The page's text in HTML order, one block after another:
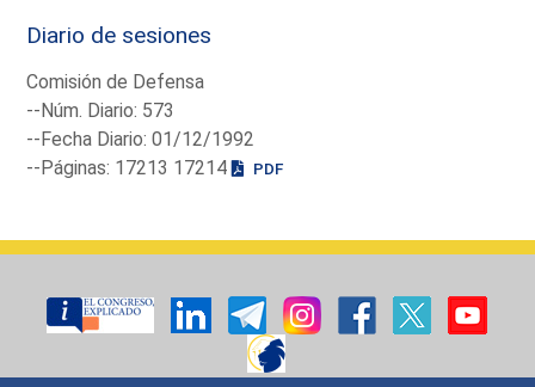
Diario de sesiones
Comisión de Defensa
--Núm. Diario: 573
--Fecha Diario: 01/12/1992
--Páginas: 17213 17214
PDF